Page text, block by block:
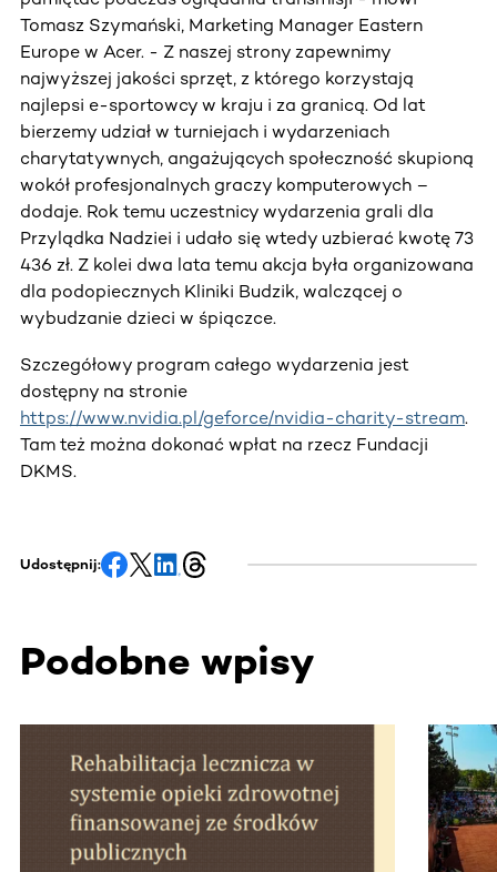
Tomasz Szymański, Marketing Manager Eastern
Europe w Acer. - Z naszej strony zapewnimy
najwyższej jakości sprzęt, z którego korzystają
najlepsi e-sportowcy w kraju i za granicą. Od lat
bierzemy udział w turniejach i wydarzeniach
charytatywnych, angażujących społeczność skupioną
wokół profesjonalnych graczy komputerowych –
dodaje. Rok temu uczestnicy wydarzenia grali dla
Przylądka Nadziei i udało się wtedy uzbierać kwotę 73
436 zł. Z kolei dwa lata temu akcja była organizowana
dla podopiecznych Kliniki Budzik, walczącej o
wybudzanie dzieci w śpiączce.
Szczegółowy program całego wydarzenia jest
dostępny na stronie
https://www.nvidia.pl/geforce/nvidia-charity-stream.
Tam też można dokonać wpłat na rzecz Fundacji
DKMS.
Udostępnij:
Podobne wpisy
Ta sekcja zawiera treści przewijane w poziomie. Użyj